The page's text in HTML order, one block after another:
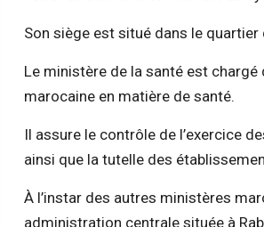
Son siège est situé dans le quartier
Le ministère de la santé est
marocaine en matière de santé.
Il assure le contrôle de l’exercice
ainsi que la tutelle des
À l’instar des autres ministères
administration centrale située à